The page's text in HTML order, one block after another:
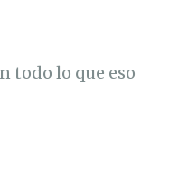
todo lo que eso